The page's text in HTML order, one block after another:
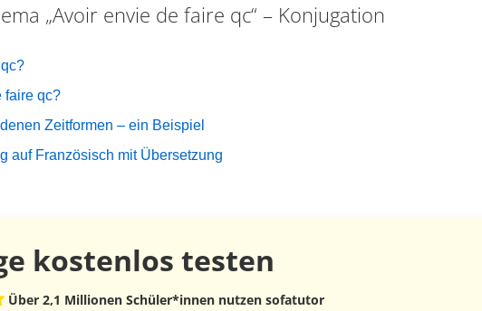
„Avoir envie de faire qc“ – Konjugation
faire qc?
Zeitformen – ein Beispiel
auf Französisch mit Übersetzung
kostenlos testen
Über 2,1 Millionen Schüler*innen nutzen sofatutor